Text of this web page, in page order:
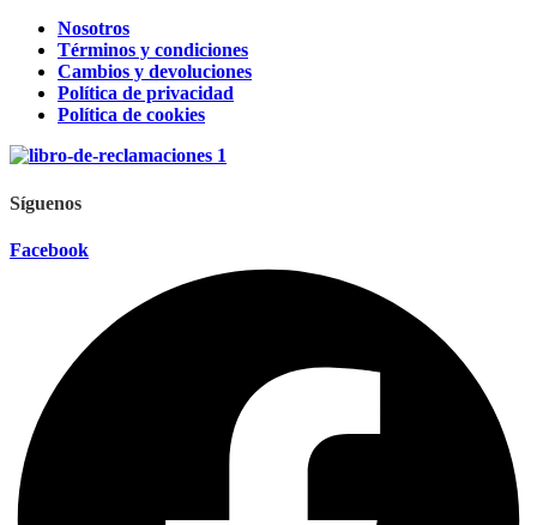
Nosotros
Términos y condiciones
Cambios y devoluciones
Política de privacidad
Política de cookies
Síguenos
Facebook